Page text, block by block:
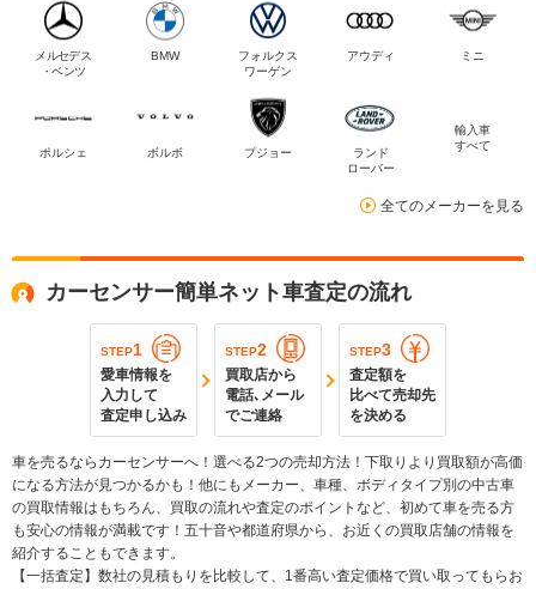
メルセデス
・ベンツ
BMW
フォルクス
ワーゲン
アウディ ミニ
ポルシェ ボルボ プジョー
ランド
ローバー
輸入車
すべて
全てのメーカーを見る
カーセンサー簡単ネット車査定の流れ
STEP1
愛車情報を
入力して
査定申し込み
STEP2
買取店から
電話､メール
でご連絡
STEP3
査定額を
比べて売却先
を決める
車を売るならカーセンサーへ！選べる2つの売却方法！下取りより買取額が高価
になる方法が見つかるかも！他にもメーカー、車種、ボディタイプ別の中古車
の買取情報はもちろん、買取の流れや査定のポイントなど、初めて車を売る方
も安心の情報が満載です！五十音や都道府県から、お近くの買取店舗の情報を
紹介することもできます。
【一括査定】数社の見積もりを比較して、1番高い査定価格で買い取ってもらお